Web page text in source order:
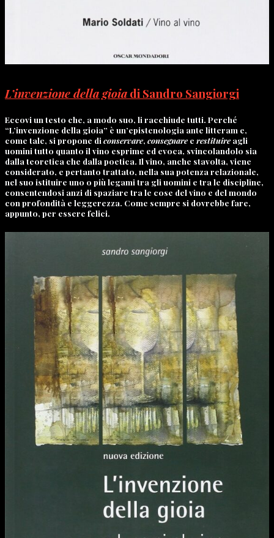
L’invenzione della gioia di Sandro Sangiorgi
Eccovi un testo che, a modo suo, li racchiude tutti. Perché
“L’invenzione della gioia” è un’epistenologia ante litteram e,
come tale, si propone di conservare, consegnaree restituireagli
uomini tutto quanto il vino esprime ed evoca, svincolandolo sia
dalla teoretica che dalla poetica. Il vino, anche stavolta, viene
considerato, e pertanto trattato, nella sua potenza relazionale,
nel suo istituire uno o più legami tra gli uomini e tra le discipline,
consentendosi anzi di spaziare tra le cose del vino e del mondo
con profondità e leggerezza. Come sempre si dovrebbe fare,
appunto, per essere felici.